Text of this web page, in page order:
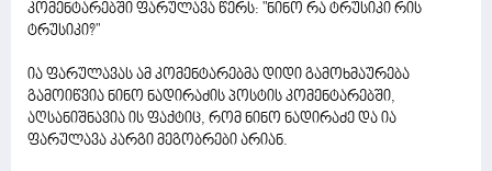
კომენტარებში ფარულავა წერს: "ნინო რა ტრუსიკი რის
ტრუსიკი?"
ია ფარულავას ამ კომენტარებმა დიდი გამოხმაურება
გამოიწვია ნინო ნადირაძის პოსტის კომენტარებში,
აღსანიშნავია ის ფაქტიც, რომ ნინო ნადირაძე და ია
ფარულავა კარგი მეგობრები არიან.